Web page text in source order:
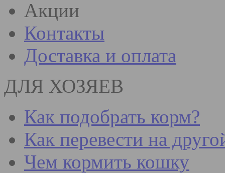
Акции
Контакты
Доставка и оплата
ДЛЯ ХОЗЯЕВ
Как подобрать корм?
Как перевести на
Чем кормить кошку